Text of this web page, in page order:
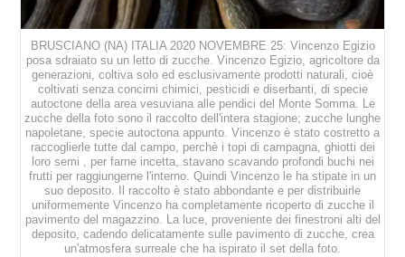
BRUSCIANO (NA) ITALIA 2020 NOVEMBRE 25: Vincenzo Egizio
posa sdraiato su un letto di zucche. Vincenzo Egizio, agricoltore da
generazioni, coltiva solo ed esclusivamente prodotti naturali, cioè
coltivati senza concimi chimici, pesticidi e diserbanti, di specie
autoctone della area vesuviana alle pendici del Monte Somma. Le
zucche della foto sono il raccolto dell'intera stagione; zucche lunghe
napoletane, specie autoctona appunto. Vincenzo è stato costretto a
raccoglierle tutte dal campo, perchè i topi di campagna, ghiotti dei
loro semi , per farne incetta, stavano scavando profondi buchi nei
frutti per raggiungerne l'interno. Quindi Vincenzo le ha stipate in un
suo deposito. Il raccolto è stato abbondante e per distribuirle
uniformemente Vincenzo ha completamente ricoperto di zucche il
pavimento del magazzino. La luce, proveniente dei finestroni alti del
deposito, cadendo delicatamente sulle pavimento di zucche, crea
un'atmosfera surreale che ha ispirato il set della foto.